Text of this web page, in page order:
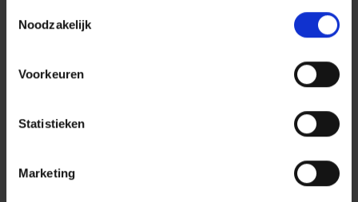
Noodzakelijk
Voorkeuren
Statistieken
Marketing